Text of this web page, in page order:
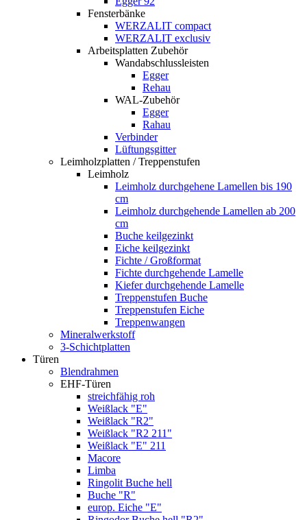
Fensterbänke
WERZALIT compact
WERZALIT exclusiv
Arbeitsplatten Zubehör
Wandabschlussleisten
Egger
Rehau
WAL-Zubehör
Egger
Rahau
Verbinder
Lüftungsgitter
Leimholzplatten / Treppenstufen
Leimholz
Leimholz durchgehene Lamellen bis 190
cm
Leimholz durchgehende Lamellen ab 200
cm
Buche keilgezinkt
Eiche keilgezinkt
Fichte / Großformat
Fichte durchgehende Lamelle
Kiefer durchgehende Lamelle
Treppenstufen Buche
Treppenstufen Eiche
Treppenwangen
Mineralwerkstoff
3-Schichtplatten
Türen
Blendrahmen
EHF-Türen
streichfähig roh
Weißlack "E"
Weißlack "R2"
Weißlack "R2 211"
Weißlack "E" 211
Macore
Limba
Ringolit Buche hell
Buche "R"
europ. Eiche "E"